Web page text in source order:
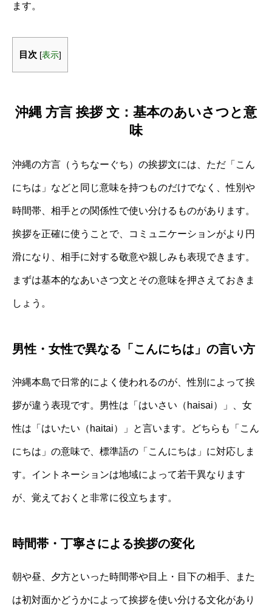
ます。
目次 [表示]
沖縄 方言 挨拶 文：基本のあいさつと意
味
沖縄の方言（うちなーぐち）の挨拶文には、ただ「こん
にちは」などと同じ意味を持つものだけでなく、性別や
時間帯、相手との関係性で使い分けるものがあります。
挨拶を正確に使うことで、コミュニケーションがより円
滑になり、相手に対する敬意や親しみも表現できます。
まずは基本的なあいさつ文とその意味を押さえておきま
しょう。
男性・女性で異なる「こんにちは」の言い方
沖縄本島で日常的によく使われるのが、性別によって挨
拶が違う表現です。男性は「はいさい（haisai）」、女
性は「はいたい（haitai）」と言います。どちらも「こん
にちは」の意味で、標準語の「こんにちは」に対応しま
す。イントネーションは地域によって若干異なります
が、覚えておくと非常に役立ちます。
時間帯・丁寧さによる挨拶の変化
朝や昼、夕方といった時間帯や目上・目下の相手、また
は初対面かどうかによって挨拶を使い分ける文化があり